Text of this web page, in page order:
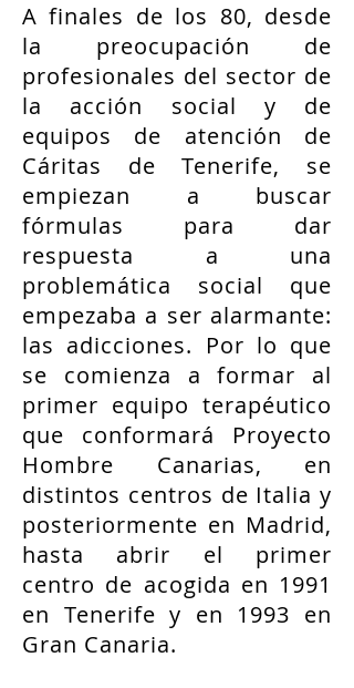
A finales de los 80, desde
la preocupación de
profesionales del sector de
la acción social y de
equipos de atención de
Cáritas de Tenerife, se
empiezan a buscar
fórmulas para dar
respuesta a una
problemática social que
empezaba a ser alarmante:
las adicciones. Por lo que
se comienza a formar al
primer equipo terapéutico
que conformará Proyecto
Hombre Canarias, en
distintos centros de Italia y
posteriormente en Madrid,
hasta abrir el primer
centro de acogida en 1991
en Tenerife y en 1993 en
Gran Canaria.